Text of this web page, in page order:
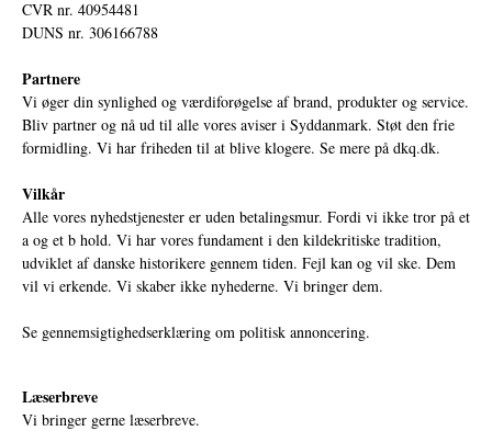
CVR nr. 40954481
DUNS nr. 306166788
Partnere
Vi øger din synlighed og værdiforøgelse af brand, produkter og service.
Bliv partner og nå ud til alle vores aviser i Syddanmark. Støt den frie
formidling. Vi har friheden til at blive klogere. Se mere på dkq.dk.
Vilkår
Alle vores nyhedstjenester er uden betalingsmur. Fordi vi ikke tror på et
a og et b hold. Vi har vores fundament i den kildekritiske tradition,
udviklet af danske historikere gennem tiden. Fejl kan og vil ske. Dem
vil vi erkende. Vi skaber ikke nyhederne. Vi bringer dem.
Se gennemsigtighedserklæring om politisk annoncering.
Læserbreve
Vi bringer gerne læserbreve.